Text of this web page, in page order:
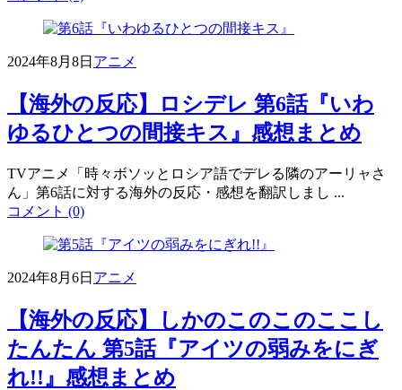
2024年8月8日 アニメ
【海外の反応】ロシデレ 第6話『いわ
ゆるひとつの間接キス』感想まとめ
TVアニメ「時々ボソッとロシア語でデレる隣のアーリャさ
ん」第6話に対する海外の反応・感想を翻訳しまし ...
コメント (0)
2024年8月6日 アニメ
【海外の反応】しかのこのこのここし
たんたん 第5話『アイツの弱みをにぎ
れ!!』感想まとめ